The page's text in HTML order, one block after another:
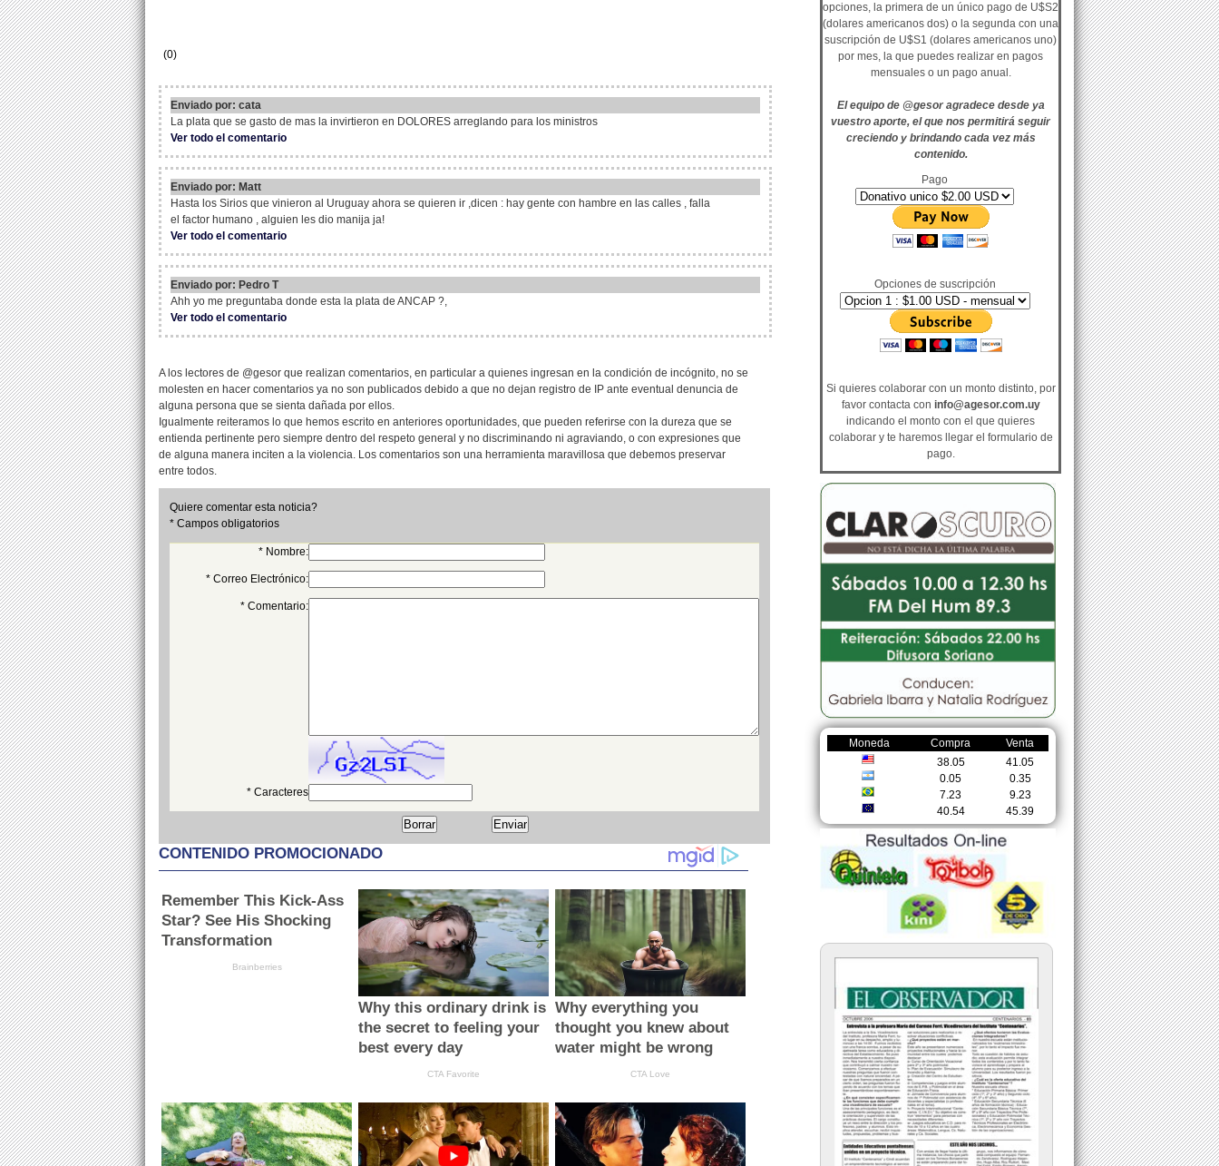
opciones, la primera de un único pago de U$S2
(dolares americanos dos) o la segunda con una
suscripción de U$S1 (dolares americanos uno)
por mes, la que puedes realizar en pagos
mensuales o un pago anual.
El equipo de @gesor agradece desde ya
vuestro aporte, el que nos permitirá seguir
creciendo y brindando cada vez más
contenido.
Pago
Opciones de suscripción
Si quieres colaborar con un monto distinto, por
favor contacta con info@agesor.com.uy
indicando el monto con el que quieres
colaborar y te haremos llegar el formulario de
pago.
Moneda Compra
Venta
38.05
41.05
0.05
0.35
7.23
9.23
40.54
45.39
(0)
Enviado por: cata
La plata que se gasto de mas la invirtieron en DOLORES arreglando para los ministros
Ver todo el comentario
Enviado por: Matt
Hasta los Sirios que vinieron al Uruguay ahora se quieren ir ,dicen : hay gente con hambre en las calles , falla
el factor humano , alguien les dio manija ja!
Ver todo el comentario
Enviado por: Pedro T
Ahh yo me preguntaba donde esta la plata de ANCAP ?,
Ver todo el comentario
A los lectores de @gesor que realizan comentarios, en particular a quienes ingresan en la condición de incógnito, no se
molesten en hacer comentarios ya no son publicados debido a que no dejan registro de IP ante eventual denuncia de
alguna persona que se sienta dañada por ellos.
Igualmente reiteramos lo que hemos escrito en anteriores oportunidades, que pueden referirse con la dureza que se
entienda pertinente pero siempre dentro del respeto general y no discriminando ni agraviando, o con expresiones que
de alguna manera inciten a la violencia. Los comentarios son una herramienta maravillosa que debemos preservar
entre todos.
Quiere comentar esta noticia?
* Campos obligatorios
* Nombre:
* Correo Electrónico:
* Comentario:
* Caracteres